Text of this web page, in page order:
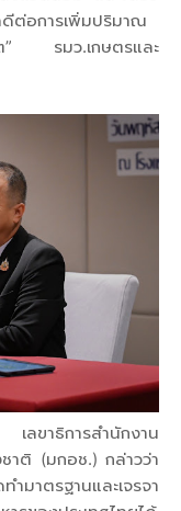
ดีต่อการเพิ่มปริมาณ
ต” รมว.เกษตรและ
ขาธิการสำนักงาน
าติ (มกอช.) กล่าวว่า
มาตรฐานและเจรจา